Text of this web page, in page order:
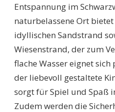
Entspannung im
naturbelassene Ort bietet
idyllischen Sandstrand
Wiesenstrand, der zum
flache Wasser eignet
der liebevoll gestaltete
sorgt für Spiel und Spaß
Zudem werden die